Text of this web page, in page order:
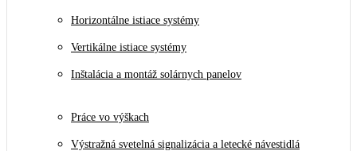
Horizontálne istiace systémy
Vertikálne istiace systémy
Inštalácia a montáž solárnych panelov
Práce vo výškach
Výstražná svetelná signalizácia a letecké návestidlá